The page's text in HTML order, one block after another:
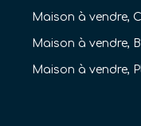
Maison à vendre,
Maison à vendre,
Maison à vendre,